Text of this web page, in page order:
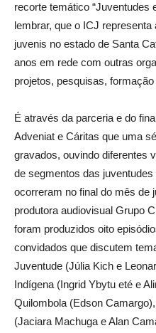
recorte temático “Juventudes
lembrar, que o ICJ
juvenis no estado de Santa
anos em rede com outras
projetos, pesquisas,
É através da parceria e do
Adveniat e Cáritas que uma
gravados, ouvindo diferentes
de segmentos das
ocorreram no final do mês de
produtora audiovisual Grupo
foram produzidos oito
convidados que discutem
Juventude (Júlia Kich e
Indígena (Ingrid Ybytu eté e
Quilombola (Edson
(Jaciara Machuga e Alan